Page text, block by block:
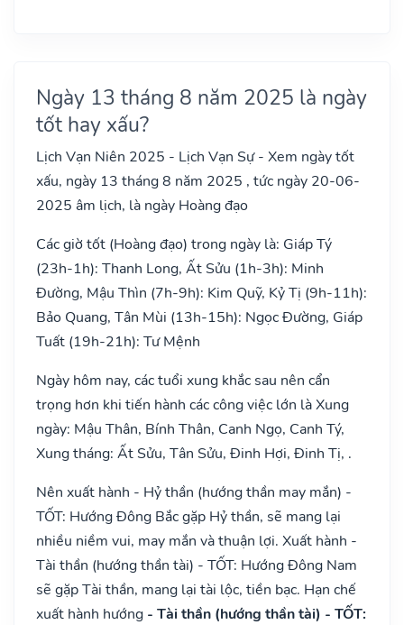
Ngày 13 tháng 8 năm 2025 là ngày
tốt hay xấu?
Lịch Vạn Niên 2025 - Lịch Vạn Sự - Xem ngày tốt
xấu, ngày 13 tháng 8 năm 2025 , tức ngày 20-06-
2025 âm lịch, là ngày Hoàng đạo
Các giờ tốt (Hoàng đạo) trong ngày là: Giáp Tý
(23h-1h): Thanh Long, Ất Sửu (1h-3h): Minh
Đường, Mậu Thìn (7h-9h): Kim Quỹ, Kỷ Tị (9h-11h):
Bảo Quang, Tân Mùi (13h-15h): Ngọc Đường, Giáp
Tuất (19h-21h): Tư Mệnh
Ngày hôm nay, các tuổi xung khắc sau nên cẩn
trọng hơn khi tiến hành các công việc lớn là Xung
ngày: Mậu Thân, Bính Thân, Canh Ngọ, Canh Tý,
Xung tháng: Ất Sửu, Tân Sửu, Đinh Hợi, Đinh Tị, .
Nên xuất hành - Hỷ thần (hướng thần may mắn) -
TỐT: Hướng Đông Bắc gặp Hỷ thần, sẽ mang lại
nhiều niềm vui, may mắn và thuận lợi. Xuất hành -
Tài thần (hướng thần tài) - TỐT: Hướng Đông Nam
sẽ gặp Tài thần, mang lại tài lộc, tiền bạc. Hạn chế
xuất hành hướng - Tài thần (hướng thần tài) - TỐT: